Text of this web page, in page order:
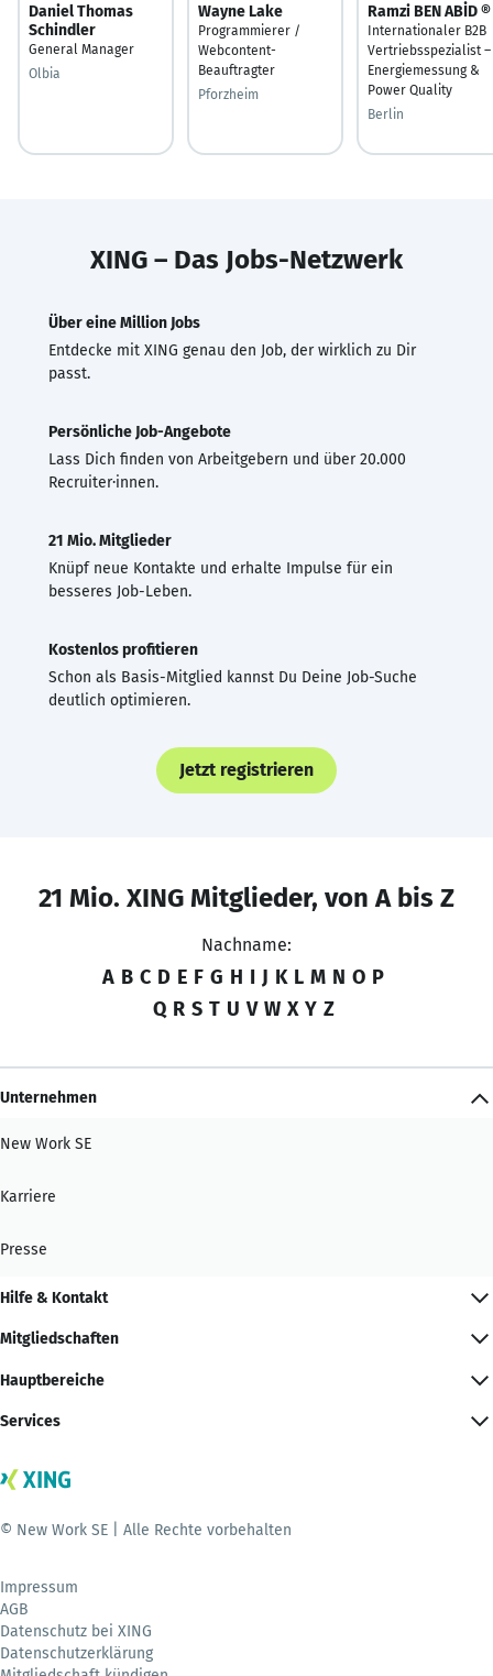
Daniel Thomas
Schindler
General Manager
Olbia
Wayne Lake
Programmierer /
Webcontent-
Beauftragter
Pforzheim
Ramzi BEN ABİD ®
Internationaler B2B
Vertriebsspezialist –
Energiemessung &
Power Quality
Berlin
XING – Das Jobs-Netzwerk
Über eine Million Jobs
Entdecke mit XING genau den Job, der wirklich zu Dir
passt.
Persönliche Job-Angebote
Lass Dich finden von Arbeitgebern und über 20.000
Recruiter·innen.
21 Mio. Mitglieder
Knüpf neue Kontakte und erhalte Impulse für ein
besseres Job-Leben.
Kostenlos profitieren
Schon als Basis-Mitglied kannst Du Deine Job-Suche
deutlich optimieren.
Jetzt registrieren
21 Mio. XING Mitglieder, von A bis Z
Nachname:
A B C D E F G H I J K L M N O P
Q R S T U V W X Y Z
Unternehmen
New Work SE
Karriere
Presse
Hilfe & Kontakt
Mitgliedschaften
Hauptbereiche
Services
© New Work SE | Alle Rechte vorbehalten
Impressum
AGB
Datenschutz bei XING
Datenschutzerklärung